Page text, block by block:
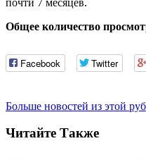
почти 7 месяцев.
Общее количество
Facebook Twitter
Больше новостей из этой
Читайте Также